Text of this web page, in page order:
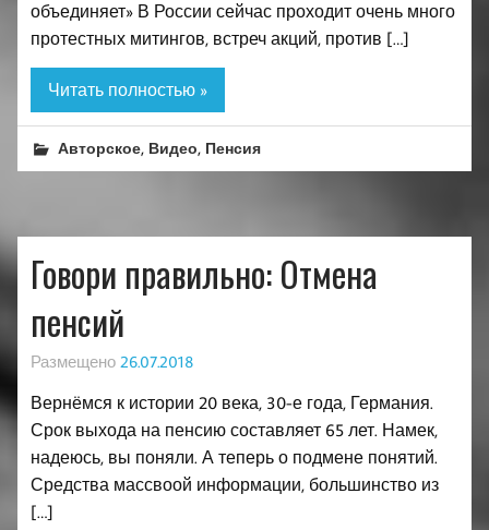
объединяет» В России сейчас проходит очень много
протестных митингов, встреч акций, против […]
Читать полностью »
Авторское, Видео, Пенсия
Говори правильно: Отмена
пенсий
Размещено 26.07.2018
Вернёмся к истории 20 века, 30-е года, Германия.
Срок выхода на пенсию составляет 65 лет. Намек,
надеюсь, вы поняли. А теперь о подмене понятий.
Средства массвоой информации, большинство из
[…]